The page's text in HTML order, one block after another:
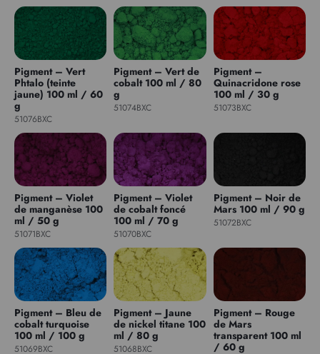
Pigment – Vert
Phtalo (teinte
jaune) 100 ml / 60
g
51076BXC
Pigment – Vert de
cobalt 100 ml / 80
g
51074BXC
Pigment –
Quinacridone rose
100 ml / 30 g
51073BXC
Pigment – Violet
de manganèse 100
ml / 50 g
51071BXC
Pigment – Violet
de cobalt foncé
100 ml / 70 g
51070BXC
Pigment – Noir de
Mars 100 ml / 90 g
51072BXC
Pigment – Bleu de
cobalt turquoise
100 ml / 100 g
51069BXC
Pigment – Jaune
de nickel titane 100
ml / 80 g
51068BXC
Pigment – Rouge
de Mars
transparent 100 ml
/ 60 g